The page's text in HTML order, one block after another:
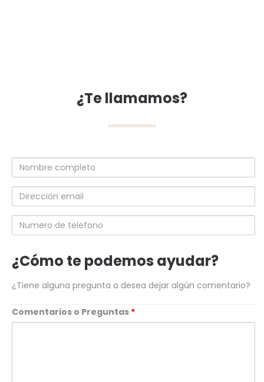
¿Te llamamos?
Nombre
completo
Dirección
email
Numero
de
¿Cómo te podemos ayudar?
¿Tiene alguna pregunta o desea dejar algún comentario?
Comentarios o Preguntas *